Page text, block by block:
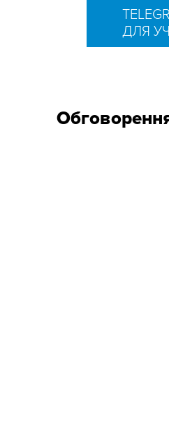
ДЛЯ